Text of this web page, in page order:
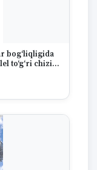
bog‘liqligida
to‘g‘ri chiziq